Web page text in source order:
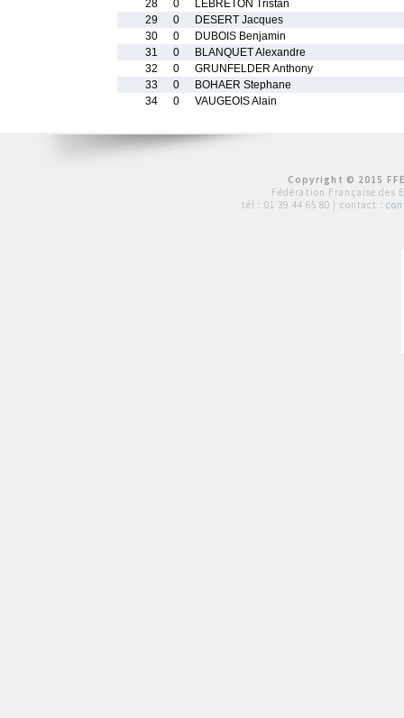
28
0
LEBRETON Tristan
29
0
DESERT Jacques
30
0
DUBOIS Benjamin
31
0
BLANQUET Alexandre
32
0
GRUNFELDER Anthony
33
0
BOHAER Stephane
34
0 VAUGEOIS Alain
Copyright © 2015
Fédération Française des
tél : 01 39 44 65 80 | contact :